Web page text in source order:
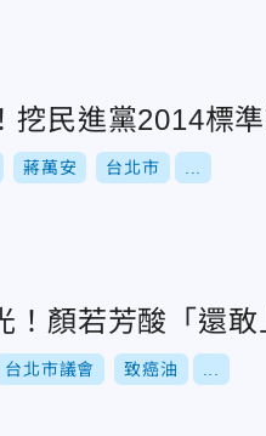
挖民進黨2014標
蔣萬安 台北市
！顏若芳酸「還
台北市議會 致癌油